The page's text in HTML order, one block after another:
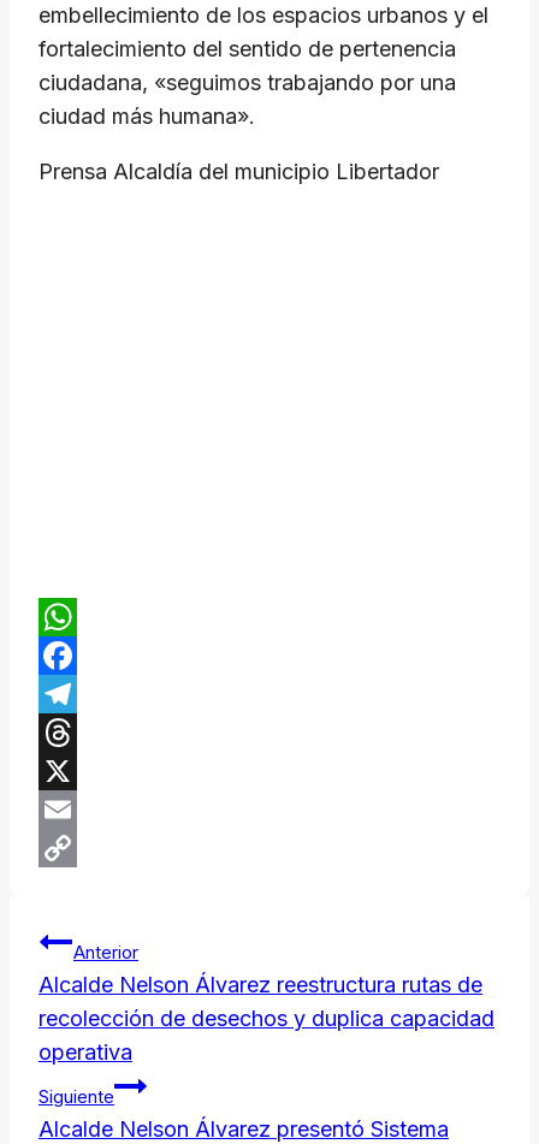
embellecimiento de los espacios urbanos y el
fortalecimiento del sentido de pertenencia
ciudadana, «seguimos trabajando por una
ciudad más humana».
Prensa Alcaldía del municipio Libertador
WhatsApp
Facebook
Telegram
Threads
X
Email
Navegación
de
entradas
Anterior
Alcalde Nelson Álvarez reestructura rutas de
recolección de desechos y duplica capacidad
operativa
Siguiente
Alcalde Nelson Álvarez presentó Sistema